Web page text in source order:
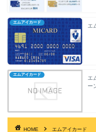
エムアイカード
エ
エムアイカード
エ
ー
HOME エムアイカード